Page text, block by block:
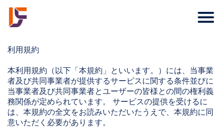
利用規約
本利用規約（以下「本規約」といいます。）には、当事業
者及び共同事業者が提供するサービスに関する条件並びに
当事業者及び共同事業者とユーザーの皆様との間の権利義
務関係が定められています。 サービスの提供を受けるに
は、本規約の全文をお読みいただいたうえで、本規約に同
意いただく必要があります。